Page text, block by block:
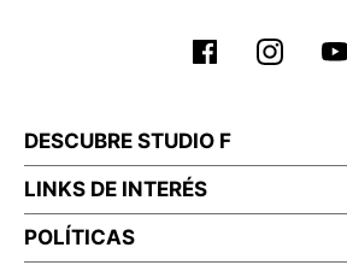
DESCUBRE STUDIO F
LINKS DE INTERÉS
POLÍTICAS